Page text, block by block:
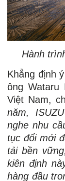
Hành
Khẳng định
ông Wataru
Việt Nam,
năm,
nghe nhu
tục đổi mới
tải bền
kiên định
hàng đầu